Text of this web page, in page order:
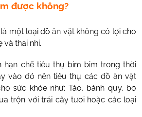
được không?
một loại đồ ăn vặt không có lợi cho
và thai nhi.
hạn chế tiêu thụ bim bim trong thời
vào đó nên tiêu thụ các đồ ăn vặt
sức khỏe như: Táo, bánh quy, bơ
trộn với trái cây tươi hoặc các loại